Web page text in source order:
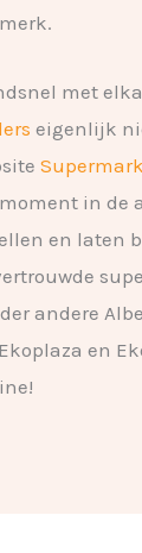
met
eigenlijk
in de
en laten
andere
en